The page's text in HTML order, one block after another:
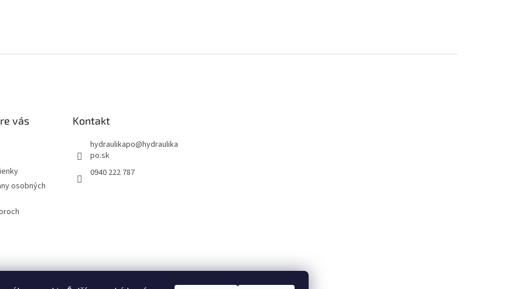
vás
osobných
Kontakt
hydraulikapo@hydraulika
po.sk
0940 222 787